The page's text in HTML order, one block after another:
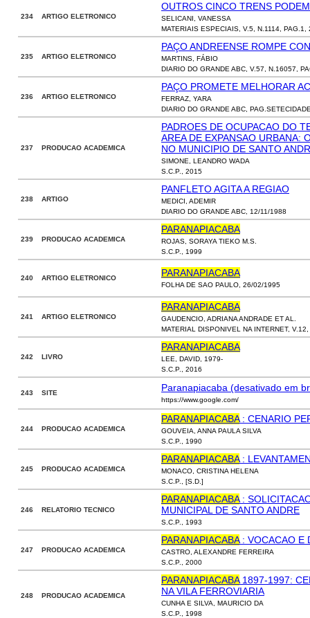
234 ARTIGO ELETRONICO
OUTROS CINCO TRENS
SELICANI, VANESSA
MATERIAIS ESPECIAIS, V.5, N.1114,
235 ARTIGO ELETRONICO
PAÇO ANDREENSE ROMPE
MARTINS, FÁBIO
DIARIO DO GRANDE ABC, V.57, N.16057,
236 ARTIGO ELETRONICO
PAÇO PROMETE MELHORAR
FERRAZ, YARA
DIARIO DO GRANDE ABC,
237 PRODUCAO ACADEMICA
PADROES DE OCUPACAO DO
AREA DE EXPANSAO URBANA:
NO MUNICIPIO DE SANTO
SIMONE, LEANDRO WADA
S.C.P., 2015
238 ARTIGO
PANFLETO AGITA A REGIAO
MEDICI, ADEMIR
DIARIO DO GRANDE ABC, 12/11/1988
239 PRODUCAO ACADEMICA
PARANAPIACABA
ROJAS, SORAYA TIEKO M.S.
S.C.P., 1999
240 ARTIGO ELETRONICO PARANAPIACABA
FOLHA DE SAO PAULO, 26/02/1995
241 ARTIGO ELETRONICO
PARANAPIACABA
GAUDENCIO, ADRIANA ANDRADE ET AL.
MATERIAL DISPONIVEL NA INTERNET,
242 LIVRO
PARANAPIACABA
LEE, DAVID, 1979-
S.C.P., 2016
243 SITE Paranapiacaba (desativado em
https://www.google.com/
244 PRODUCAO ACADEMICA
PARANAPIACABA: CENARIO
GOUVEIA, ANNA PAULA SILVA
S.C.P., 1990
245 PRODUCAO ACADEMICA
PARANAPIACABA:
MONACO, CRISTINA HELENA
S.C.P., [S.D.]
246 RELATORIO TECNICO
PARANAPIACABA:
MUNICIPAL DE SANTO ANDRE
S.C.P., 1993
247 PRODUCAO ACADEMICA
PARANAPIACABA: VOCACAO E
CASTRO, ALEXANDRE FERREIRA
S.C.P., 2000
248 PRODUCAO ACADEMICA
PARANAPIACABA1897-1997:
NA VILA FERROVIARIA
CUNHA E SILVA, MAURICIO DA
S.C.P., 1998